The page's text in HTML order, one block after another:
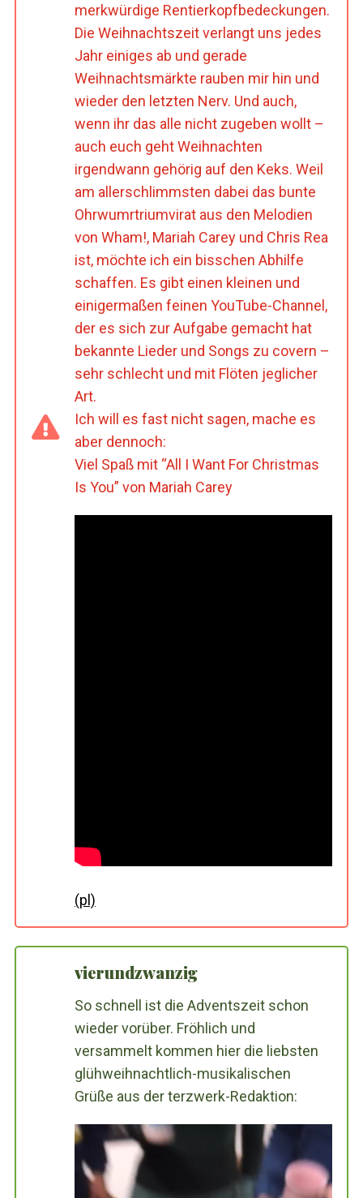
merkwürdige Rentierkopfbedeckungen.
Die Weihnachtszeit verlangt uns jedes
Jahr einiges ab und gerade
Weihnachtsmärkte rauben mir hin und
wieder den letzten Nerv. Und auch,
wenn ihr das alle nicht zugeben wollt –
auch euch geht Weihnachten
irgendwann gehörig auf den Keks. Weil
am allerschlimmsten dabei das bunte
Ohrwumrtriumvirat aus den Melodien
von Wham!, Mariah Carey und Chris Rea
ist, möchte ich ein bisschen Abhilfe
schaffen. Es gibt einen kleinen und
einigermaßen feinen YouTube-Channel,
der es sich zur Aufgabe gemacht hat
bekannte Lieder und Songs zu covern –
sehr schlecht und mit Flöten jeglicher
Art.
Ich will es fast nicht sagen, mache es
aber dennoch:
Viel Spaß mit “All I Want For Christmas
Is You” von Mariah Carey
(pl)
vierundzwanzig
So schnell ist die Adventszeit schon
wieder vorüber. Fröhlich und
versammelt kommen hier die liebsten
glühweihnachtlich-musikalischen
Grüße aus der terzwerk-Redaktion: